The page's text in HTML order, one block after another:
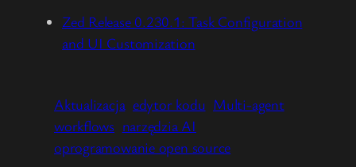
Zed Release 0.230.1: Task Configuration
and UI Customization
Aktualizacja edytor kodu Multi-agent
workflows narzędzia AI
oprogramowanie open source